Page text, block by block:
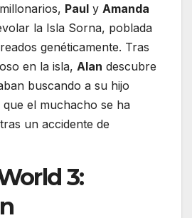
Paul y Amanda
la Isla Sorna, poblada
genéticamente. Tras
en la isla, Alan descubre
buscando a su hijo
que el muchacho se ha
un accidente de
3: